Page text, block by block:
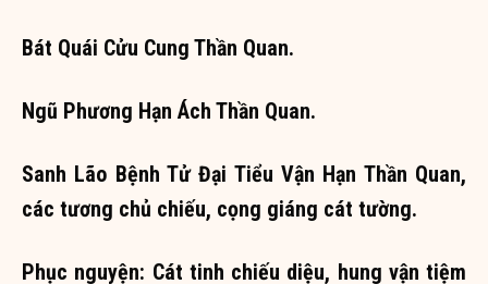
Bát Quái Cửu Cung Thần Quan.
Ngũ Phương Hạn Ách Thần Quan.
Sanh Lão Bệnh Tử Đại Tiểu Vận Hạn Thần Quan,
các tương chủ chiếu, cọng giáng cát tường.
Phục nguyện: Cát tinh chiếu diệu, hung vận tiệm